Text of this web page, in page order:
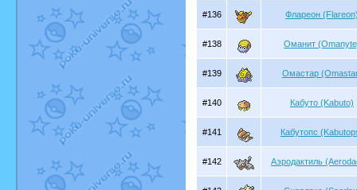
#136 Флареон
#138 Оманит
#139 Омастар
#140 Кабуто (Kabuto)
#141 Кабутопс
#142 Аэродактиль